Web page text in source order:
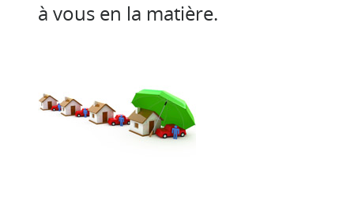
à vous en la matière.